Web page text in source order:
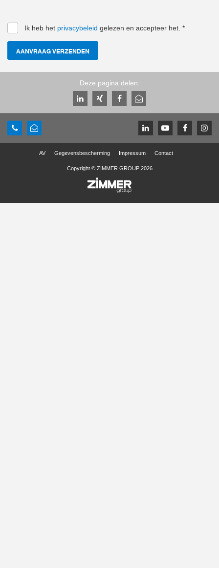
Ik heb het privacybeleid gelezen en accepteer het. *
AANVRAAG VERZENDEN
Deze pagina delen:
AV Gegevensbescherming Impressum Contact
Copyright © ZIMMER GROUP 2026